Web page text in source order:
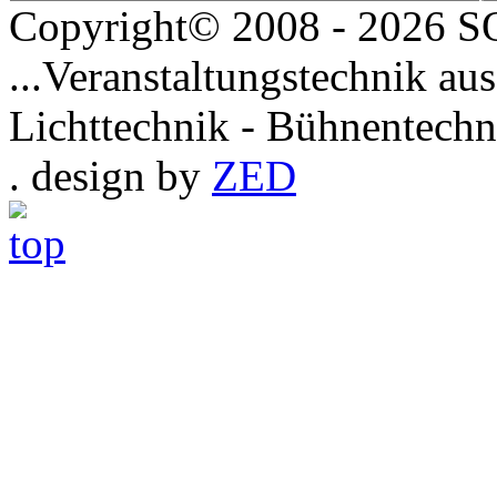
Copyright© 2008 - 2026
...Veranstaltungstechnik
Lichttechnik -
. design by ZED